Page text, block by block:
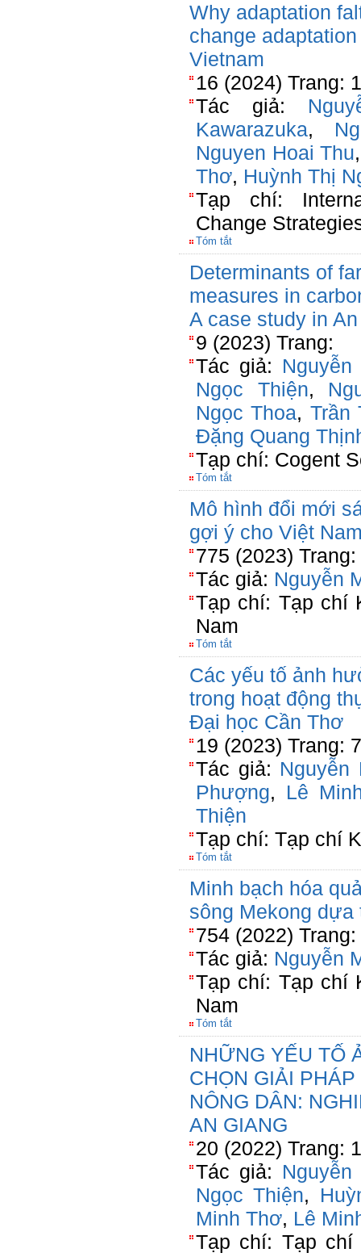
Why adaptation
change
Vietnam
16 (2024) Trang:
Tác giả:
Kawarazuka,
Nguyen Hoai Thu
Thơ, Huỳnh Thị
Tạp chí:
Change
Tóm tắt
Determinants of
measures in
A case study in
9 (2023) Trang:
Tác giả:
Ngọc Thiện,
Ngọc Thoa, Trần
Đặng Quang
Tạp chí: Cogent
Tóm tắt
Mô hình đổi mới
gợi ý cho Việt
775 (2023)
Tác giả: Nguyễn
Tạp chí: Tạp chí
Nam
Tóm tắt
Các yếu tố ảnh
trong hoạt động
Đại học Cần Thơ
19 (2023) Trang:
Tác giả: Nguyễn
Phượng, Lê
Thiện
Tạp chí: Tạp chí
Tóm tắt
Minh bạch hóa
sông Mekong dựa
754 (2022)
Tác giả: Nguyễn
Tạp chí: Tạp chí
Nam
Tóm tắt
NHỮNG YẾU TỐ
CHỌN GIẢI
NÔNG DÂN:
AN GIANG
20 (2022) Trang:
Tác giả:
Ngọc Thiện,
Minh Thơ, Lê
Tạp chí: Tạp chí